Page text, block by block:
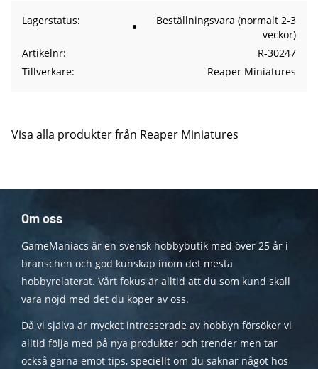
Lagerstatus
Beställningsvara (normalt 2-3
veckor)
Artikelnr
R-30247
Tillverkare
Reaper Miniatures
Visa alla produkter från Reaper Miniatures
Om oss
GameManiacs är en svensk hobbybutik med över 25 år i
branschen och god kunskap inom det mesta
hobbyrelaterat. Vårt fokus är alltid att du som kund skall
vara nöjd med det du köper av oss.
Då vi själva är mycket intresserade av hobbyn försöker vi
alltid följa med på nya produkter och trender men tar
också gärna emot tips, speciellt om du saknar något hos